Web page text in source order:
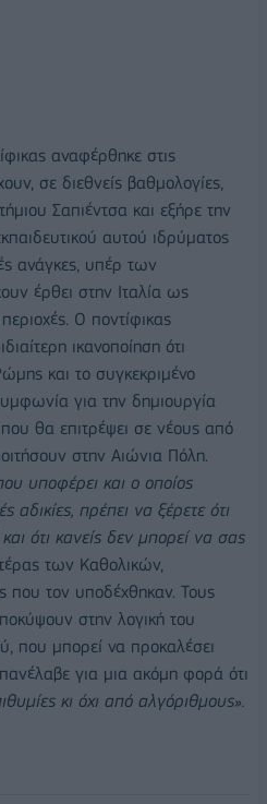
αναφέρθηκε στις
σε διεθνείς βαθμολογίες,
Σαπιέντσα και εξήρε την
αυτού ιδρύματος
ανάγκες, υπέρ των
έρθει στην Ιταλία ως
Ο ποντίφικας
ικανοποίηση ότι
και το συγκεκριμένο
για την δημιουργία
θα επιτρέψει σε νέους από
στην Αιώνια Πόλη.
υποφέρει και ο οποίος
αδικίες, πρέπει να ξέρετε ότι
ότι κανείς δεν μπορεί να σας
των Καθολικών,
που τον υποδέχθηκαν. Τους
στην λογική του
που μπορεί να προκαλέσει
για μια ακόμη φορά ότι
κι όχι από αλγόριθμους».